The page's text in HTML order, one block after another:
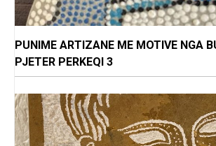
PUNIME ARTIZANE ME MOTIVE NGA
PJETER PERKEQI 3